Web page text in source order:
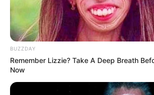
BUZZDAY
Remember Lizzie? Take A Deep Breath
Now